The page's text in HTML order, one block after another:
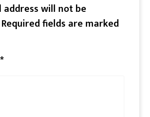
address will not be
Required fields are marked
*